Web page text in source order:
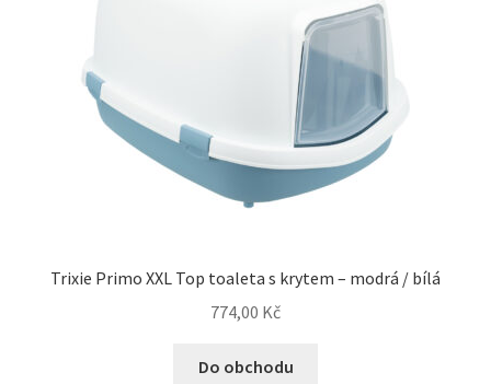
Trixie Primo XXL Top toaleta s krytem – modrá / bílá
774,00 Kč
Do obchodu